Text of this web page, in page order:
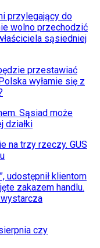
przylegający do
wolno przechodzić
sąsiedniej
przestawiać
wyłamie się z
Sąsiad może
działki
na trzy rzeczy. GUS
udostępnił klientom
zakazem handlu.
czy